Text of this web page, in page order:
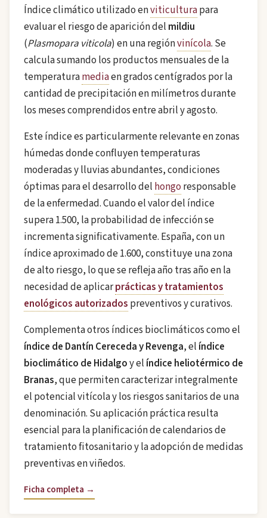
Índice climático utilizado enviticulturapara
evaluar el riesgo de aparición del mildiu
(Plasmopara viticola) en una regiónvinícola. Se
calcula sumando los productos mensuales de la
temperaturamediaen grados centígrados por la
cantidad de precipitación en milímetros durante
los meses comprendidos entre abril y agosto.
Este índice es particularmente relevante en zonas
húmedas donde confluyen temperaturas
moderadas y lluvias abundantes, condiciones
óptimas para el desarrollo del hongo responsable
de la enfermedad. Cuando el valor del índice
supera 1.500, la probabilidad de infección se
incrementa significativamente. España, con un
índice aproximado de 1.600, constituye una zona
de alto riesgo, lo que se refleja año tras año en la
necesidad de aplicarprácticas y tratamientos
enológicos autorizados preventivos y curativos.
Complementa otros índices bioclimáticos como el
índice de Dantín Cereceda y Revenga, elíndice
bioclimático de Hidalgoy elíndice heliotérmico de
Branas, que permiten caracterizar integralmente
el potencial vitícola y los riesgos sanitarios de una
denominación. Su aplicación práctica resulta
esencial para la planificación de calendarios de
tratamiento fitosanitario y la adopción de medidas
preventivas en viñedos.
Ficha completa →